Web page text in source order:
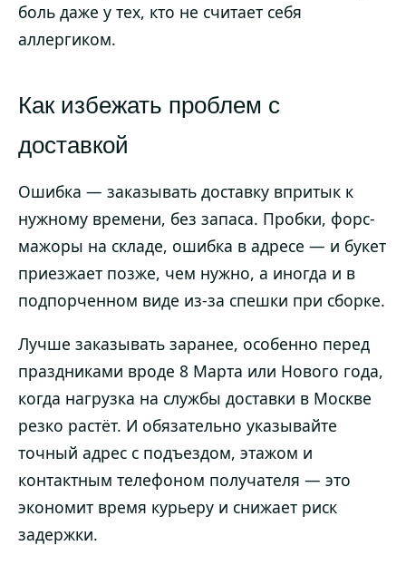
боль даже у тех, кто не считает себя
аллергиком.
Как избежать проблем с
доставкой
Ошибка — заказывать доставку впритык к
нужному времени, без запаса. Пробки, форс-
мажоры на складе, ошибка в адресе — и букет
приезжает позже, чем нужно, а иногда и в
подпорченном виде из-за спешки при сборке.
Лучше заказывать заранее, особенно перед
праздниками вроде 8 Марта или Нового года,
когда нагрузка на службы доставки в Москве
резко растёт. И обязательно указывайте
точный адрес с подъездом, этажом и
контактным телефоном получателя — это
экономит время курьеру и снижает риск
задержки.